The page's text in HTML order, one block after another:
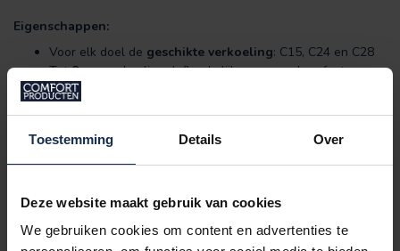
Toestemming Details Over
Deze website maakt gebruik van cookies
We gebruiken cookies om content en advertenties te
Eigenschappen:
Voor elk doel de geschikte verkoeling: C15, C24 en C28
Tot8 uurverkoeling. (afhankelijk van meerdere factoren
zoals buitentemperatuur)
One size fits all
Niet ontvlambaar, geen condensatie, geen giftige
Wij helpen u graag!